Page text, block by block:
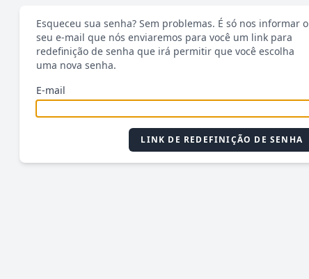
Esqueceu sua senha? Sem problemas. É só nos informar o
seu e-mail que nós enviaremos para você um link para
redefinição de senha que irá permitir que você escolha
uma nova senha.
E-mail
LINK DE REDEFINIÇÃO DE SENHA